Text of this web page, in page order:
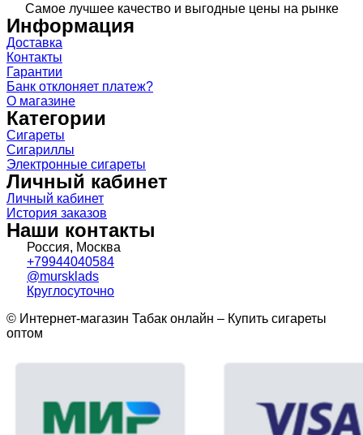
Самое лучшее качество и выгодные цены на рынке
Информация
Доставка
Контакты
Гарантии
Банк отклоняет платеж?
О магазине
Категории
Сигареты
Сигариллы
Электронные сигареты
Личный кабинет
Личный кабинет
История заказов
Наши контакты
Россия, Москва
+79944040584
@mursklads
Круглосуточно
© Интернет-магазин Табак онлайн – Купить сигареты
оптом